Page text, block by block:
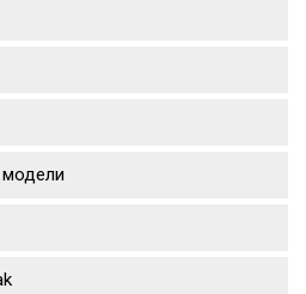
модели